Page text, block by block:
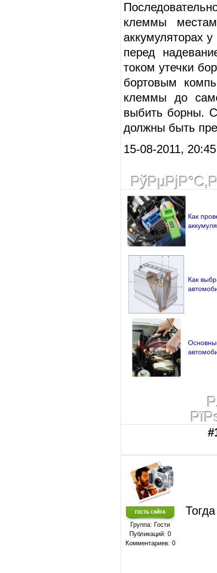
клеммы
аккумуляторах
перед
током утечки
бортовым
клеммы до
выбить борны.
должны быть
15-08-2011,
Как
Как
Группа: Гости
Публикаций: 0
Комментариев: 0